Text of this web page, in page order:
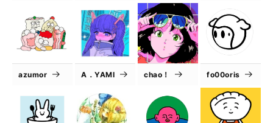
azumor A．YAMI chao！ fo00oris